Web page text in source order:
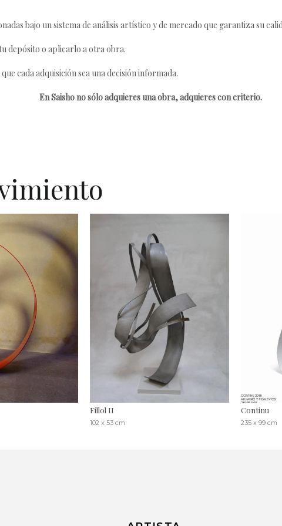
bajo un sistema de análisis artístico y de mercado que garantiza su
depósito o aplicarlo a otra obra.
cada adquisición sea una decisión informada.
En Saisho no sólo adquieres una obra, adquieres con criterio.
Fillol II
102 x 53 cm
Continu
235 x 99 cm